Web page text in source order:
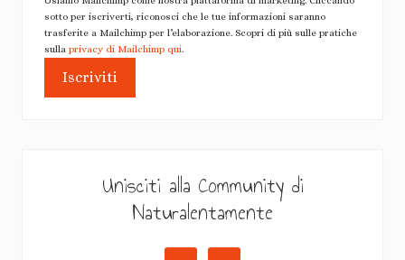
sotto per iscriverti, riconosci che le tue informazioni saranno
trasferite a Mailchimp per l’elaborazione. Scopri di più sulle pratiche
sulla privacy di Mailchimp qui.
Unisciti alla Community di
Naturalentamente